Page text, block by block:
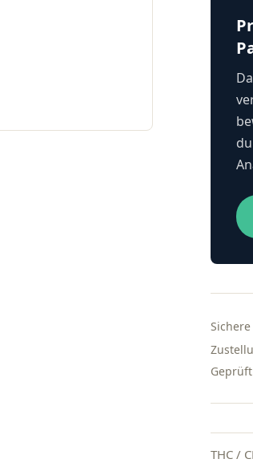
THC /